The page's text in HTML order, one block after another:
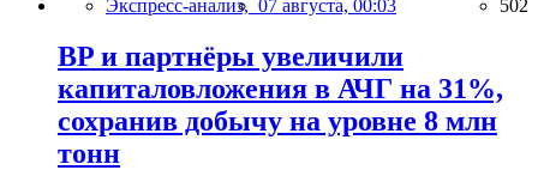
Экспресс-анализ, 07 августа, 00:03 502
BP и партнёры увеличили
капиталовложения в АЧГ на 31%,
сохранив добычу на уровне 8 млн
тонн